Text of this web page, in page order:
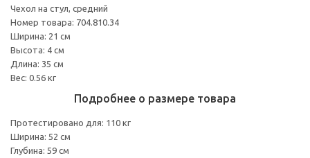
Чехол на стул, средний
Номер товара: 704.810.34
Ширина: 21 см
Высота: 4 см
Длина: 35 см
Вес: 0.56 кг
Подробнее о размере товара
Протестировано для: 110 кг
Ширина: 52 см
Глубина: 59 см